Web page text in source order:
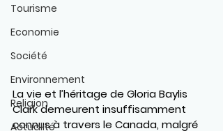
Tourisme
Economie
Société
Environnement
Religion
Actualité
La vie et l’héritage de Gloria Baylis
Clark demeurent insuffisamment
connus à travers le Canada, malgré